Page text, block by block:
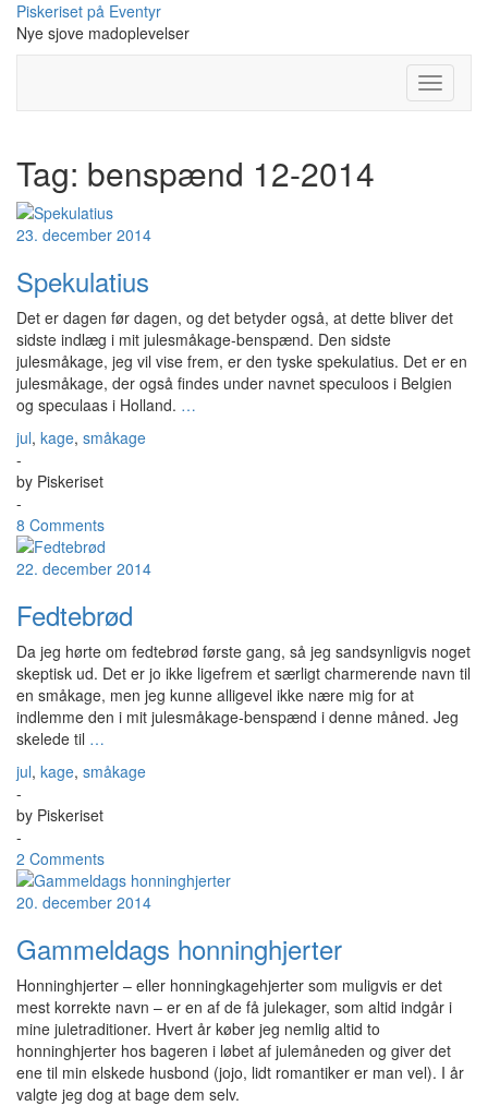
Skip
content
Piskeriset på Eventyr
Nye sjove madoplevelser
Toggle
Tag: benspænd 12-2014
23. december 2014
Spekulatius
Det er dagen før dagen, og det betyder også, at dette bliver det
sidste indlæg i mit julesmåkage-benspænd. Den sidste
julesmåkage, jeg vil vise frem, er den tyske spekulatius. Det er en
julesmåkage, der også findes under navnet speculoos i Belgien
og speculaas i Holland. …
jul, kage, småkage
-
by Piskeriset
-
8 Comments
22. december 2014
Fedtebrød
Da jeg hørte om fedtebrød første gang, så jeg sandsynligvis noget
skeptisk ud. Det er jo ikke ligefrem et særligt charmerende navn til
en småkage, men jeg kunne alligevel ikke nære mig for at
indlemme den i mit julesmåkage-benspænd i denne måned. Jeg
skelede til …
jul, kage, småkage
-
by Piskeriset
-
2 Comments
20. december 2014
Gammeldags honninghjerter
Honninghjerter – eller honningkagehjerter som muligvis er det
mest korrekte navn – er en af de få julekager, som altid indgår i
mine juletraditioner. Hvert år køber jeg nemlig altid to
honninghjerter hos bageren i løbet af julemåneden og giver det
ene til min elskede husbond (jojo, lidt romantiker er man vel). I år
valgte jeg dog at bage dem selv.